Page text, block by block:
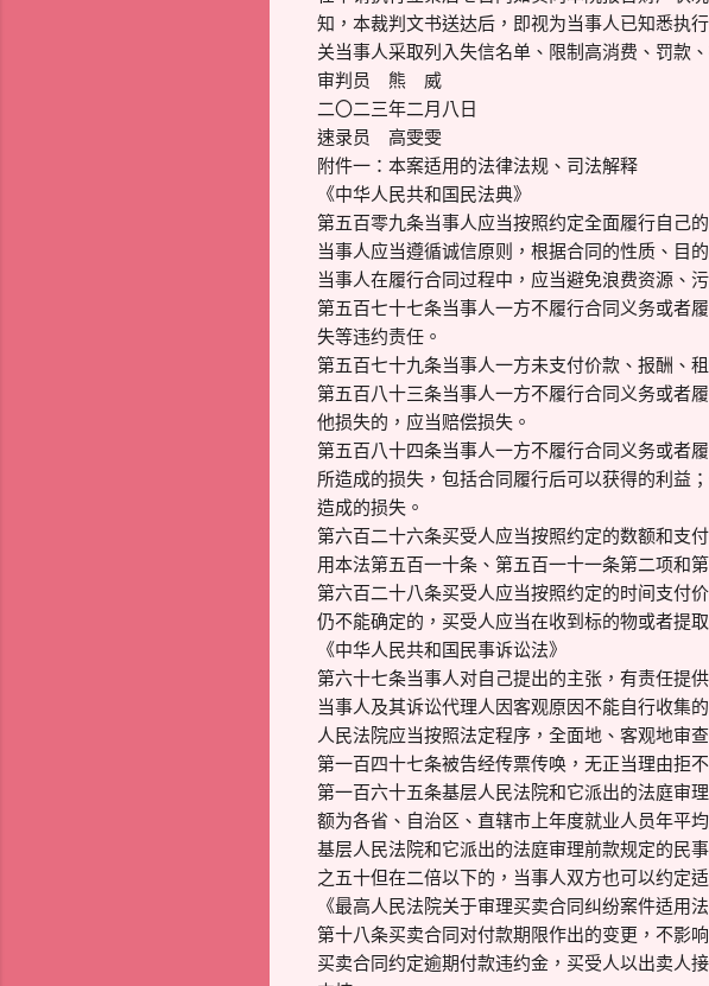
知，本裁判文书送达后，即视为当事人已知悉执
关当事人采取列入失信名单、限制高消费、罚款
审判员 熊 威
二〇二三年二月八日
速录员 高雯雯
附件一：本案适用的法律法规、司法解释
《中华人民共和国民法典》
第五百零九条当事人应当按照约定全面履行自己的
当事人应当遵循诚信原则，根据合同的性质、目
当事人在履行合同过程中，应当避免浪费资源、
第五百七十七条当事人一方不履行合同义务或者
失等违约责任。
第五百七十九条当事人一方未支付价款、报酬、
第五百八十三条当事人一方不履行合同义务或者
他损失的，应当赔偿损失。
第五百八十四条当事人一方不履行合同义务或者
所造成的损失，包括合同履行后可以获得的利益
造成的损失。
第六百二十六条买受人应当按照约定的数额和支
用本法第五百一十条、第五百一十一条第二项和
第六百二十八条买受人应当按照约定的时间支付
仍不能确定的，买受人应当在收到标的物或者提
《中华人民共和国民事诉讼法》
第六十七条当事人对自己提出的主张，有责任提供
当事人及其诉讼代理人因客观原因不能自行收集
人民法院应当按照法定程序，全面地、客观地审
第一百四十七条被告经传票传唤，无正当理由拒
第一百六十五条基层人民法院和它派出的法庭审
额为各省、自治区、直辖市上年度就业人员年平
基层人民法院和它派出的法庭审理前款规定的民
之五十但在二倍以下的，当事人双方也可以约定
《最高人民法院关于审理买卖合同纠纷案件适用
第十八条买卖合同对付款期限作出的变更，不影
买卖合同约定逾期付款违约金，买受人以出卖人